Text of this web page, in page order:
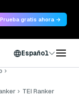
Prueba gratis ahora →
Español
TEI Ranker